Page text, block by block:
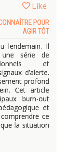
Like
POUR
AGIR TÔT
lendemain. Il
une série de
et
d’alerte.
profond
Cet article
burn-out
et
ce
la situation